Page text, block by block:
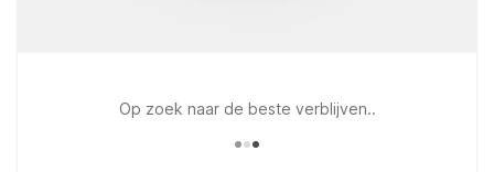
Op zoek naar de beste verblijven..